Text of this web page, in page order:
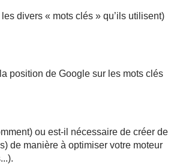
divers « mots clés » qu’ils utilisent)
position de Google sur les mots clés
ou est-il nécessaire de créer de
de manière à optimiser votre moteur